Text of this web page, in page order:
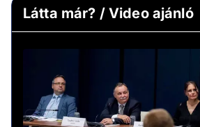
Látta már? / Video ajánló